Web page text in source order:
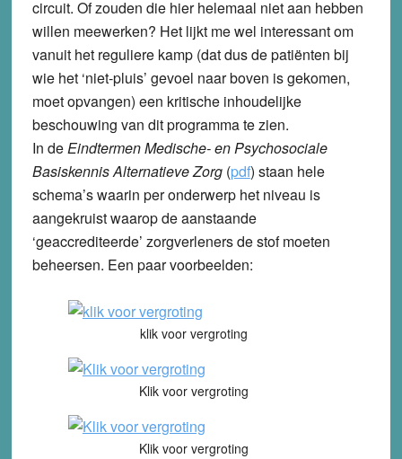
circuit. Of zouden die hier helemaal niet aan hebben
willen meewerken? Het lijkt me wel interessant om
vanuit het reguliere kamp (dat dus de patiënten bij
wie het ‘niet-pluis’ gevoel naar boven is gekomen,
moet opvangen) een kritische inhoudelijke
beschouwing van dit programma te zien.
In deEindtermen Medische- en Psychosociale
Basiskennis Alternatieve Zorg(pdf) staan hele
schema’s waarin per onderwerp het niveau is
aangekruist waarop de aanstaande
‘geaccrediteerde’ zorgverleners de stof moeten
beheersen. Een paar voorbeelden:
klik voor vergroting
Klik voor vergroting
Klik voor vergroting